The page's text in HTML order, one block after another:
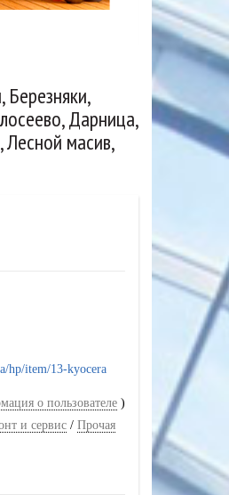
Дарница,
масив,
hp/item/13-kyocera
о пользователе)
и сервис/ Прочая